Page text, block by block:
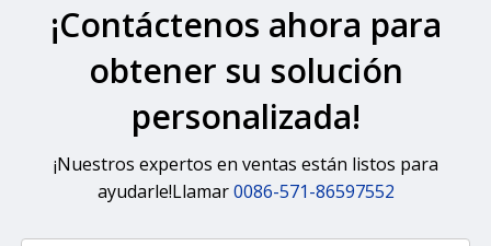
¡Contáctenos ahora para
obtener su solución
personalizada!
¡Nuestros expertos en ventas están listos para
ayudarle!Llamar0086-571-86597552